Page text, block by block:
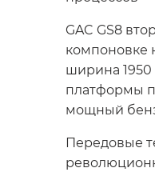
GAC GS8
компоновке
ширина
платформы
мощный
Передовые